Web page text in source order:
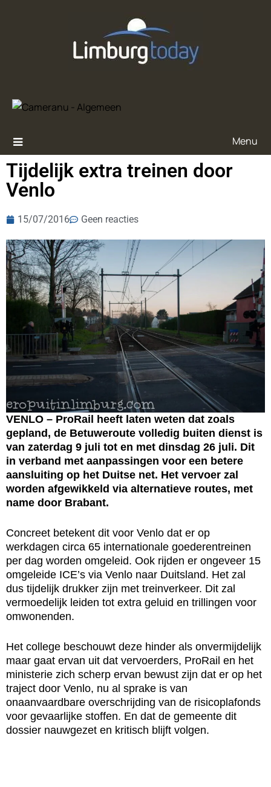
Menu
Tijdelijk extra treinen door
Venlo
15/07/2016 Geen reacties
VENLO – ProRail heeft laten weten dat zoals
gepland, de Betuweroute volledig buiten dienst is
van zaterdag 9 juli tot en met dinsdag 26 juli. Dit
in verband met aanpassingen voor een betere
aansluiting op het Duitse net. Het vervoer zal
worden afgewikkeld via alternatieve routes, met
name door Brabant.
Concreet betekent dit voor Venlo dat er op
werkdagen circa 65 internationale goederentreinen
per dag worden omgeleid. Ook rijden er ongeveer 15
omgeleide ICE’s via Venlo naar Duitsland. Het zal
dus tijdelijk drukker zijn met treinverkeer. Dit zal
vermoedelijk leiden tot extra geluid en trillingen voor
omwonenden.
Het college beschouwt deze hinder als onvermijdelijk
maar gaat ervan uit dat vervoerders, ProRail en het
ministerie zich scherp ervan bewust zijn dat er op het
traject door Venlo, nu al sprake is van
onaanvaardbare overschrijding van de risicoplafonds
voor gevaarlijke stoffen. En dat de gemeente dit
dossier nauwgezet en kritisch blijft volgen.